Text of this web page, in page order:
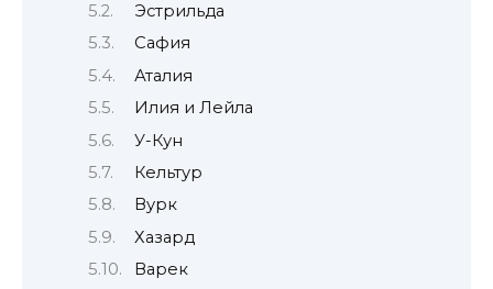
Эстрильда
Сафия
Аталия
Илия и Лейла
У-Кун
Кельтур
Вурк
Хазард
Варек